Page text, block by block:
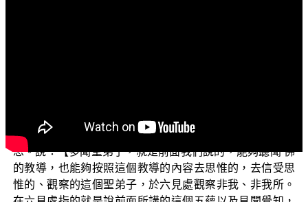
對於這一段經文，我們也來為大家解說一下是什麼意
思。說：【多聞聖弟子，就是前面我們說的，能夠聽聞 佛
的教導，也能夠按照這個教導的內容去思惟的，去信受思
惟的、觀察的這個聖弟子，於六見處觀察非我、非我所。